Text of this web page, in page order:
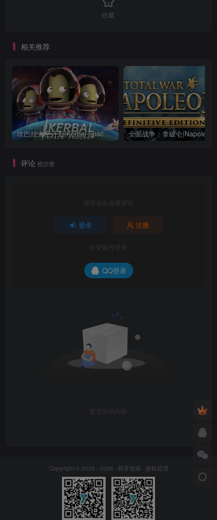
收藏
相关推荐
坎巴拉太空计划|Kerbal Space Program|1.12.5.3190|整合全DLC
评论 抢沙发
请登录后发表评论
登录 注册
社交账号登录
QQ登录
暂无评论内容
Copyright © 2025 - 2026 · 萌芽游戏 · 侵权处理